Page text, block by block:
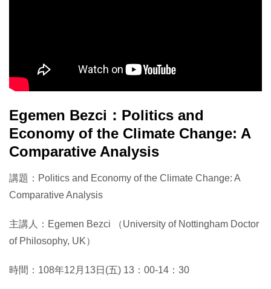
Egemen Bezci：Politics and
Economy of the Climate Change: A
Comparative Analysis
講題：Politics and Economy of the Climate Change: A
Comparative Analysis
主講人：Egemen Bezci （University of Nottingham Doctor
of Philosophy, UK）
時間：108年12月13日(五) 13：00-14：30